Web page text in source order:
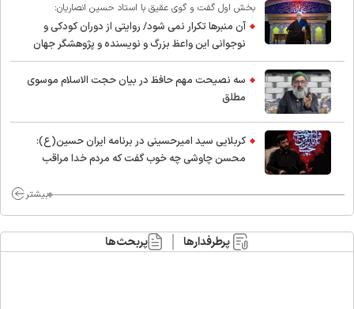
بخش اول گفت و گوی عقیق با استاد حسین انصاریان:
آن منبرها تکرار نمی شود/ روایتی از دوران کودکی و
نوجوانی این واعظ بزرگ و نویسنده و پژوهشگر جهان
اسلام
سه نصیحت مهم حافظ در بیان حجت الاسلام موسوی
مطلق
کربلایی سید امیر‌حسینی در برنامه ایران حسین(ع):
محسن چاوشی چه خوب گفت که مردم خدا مراقب
بیشتر
پرطرفدارها پربحث‌ها